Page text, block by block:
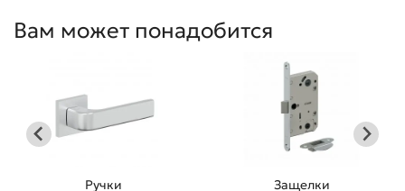
Вам может понадобится
Защелки Фиксатор